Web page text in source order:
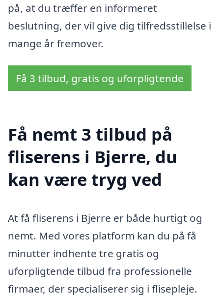
på, at du træffer en informeret
beslutning, der vil give dig tilfredsstillelse i
mange år fremover.
Få 3 tilbud, gratis og uforpligtende
Få nemt 3 tilbud på
fliserens i Bjerre, du
kan være tryg ved
At få fliserens i Bjerre er både hurtigt og
nemt. Med vores platform kan du på få
minutter indhente tre gratis og
uforpligtende tilbud fra professionelle
firmaer, der specialiserer sig i flisepleje.